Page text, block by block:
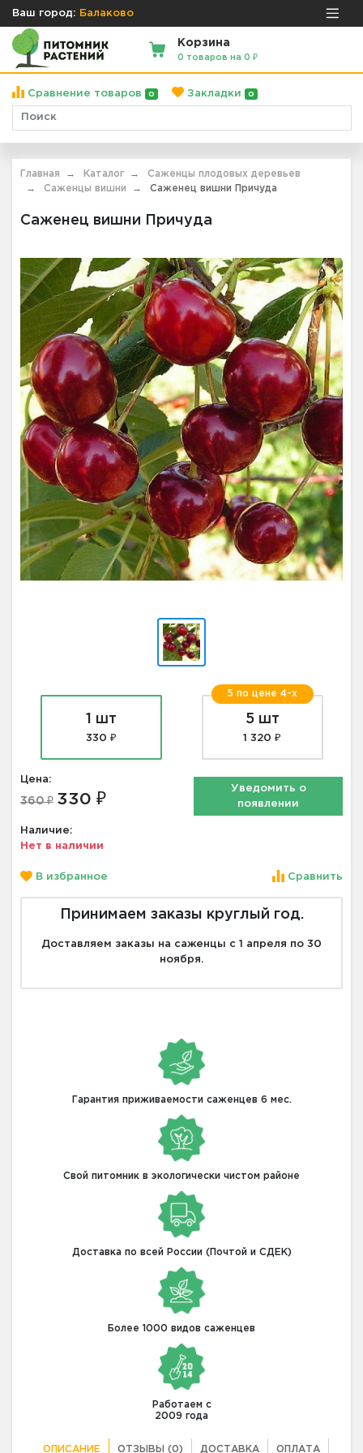
Ваш город: Балаково
Корзина
0 товаров на 0 ₽
Сравнение товаров 0 Закладки 0
Главная Каталог
Саженцы плодовых деревьев
Саженцы вишни
Саженец вишни Причуда
Саженец вишни Причуда
1 шт
330 ₽
5 по цене 4-х
5 шт
1 320 ₽
Цена:
360 ₽ 330 ₽
Наличие:
Нет в наличии
Уведомить о
появлении
В избранное Сравнить
Принимаем заказы круглый год.
Доставляем заказы на саженцы с 1 апреля по 30
ноября.
Гарантия приживаемости саженцев 6 мес.
Свой питомник в экологически чистом районе
Доставка по всей России (Почтой и СДЕК)
Более 1000 видов саженцев
Работаем с
2009 года
ОПИСАНИЕ ОТЗЫВЫ (0) ДОСТАВКА ОПЛАТА